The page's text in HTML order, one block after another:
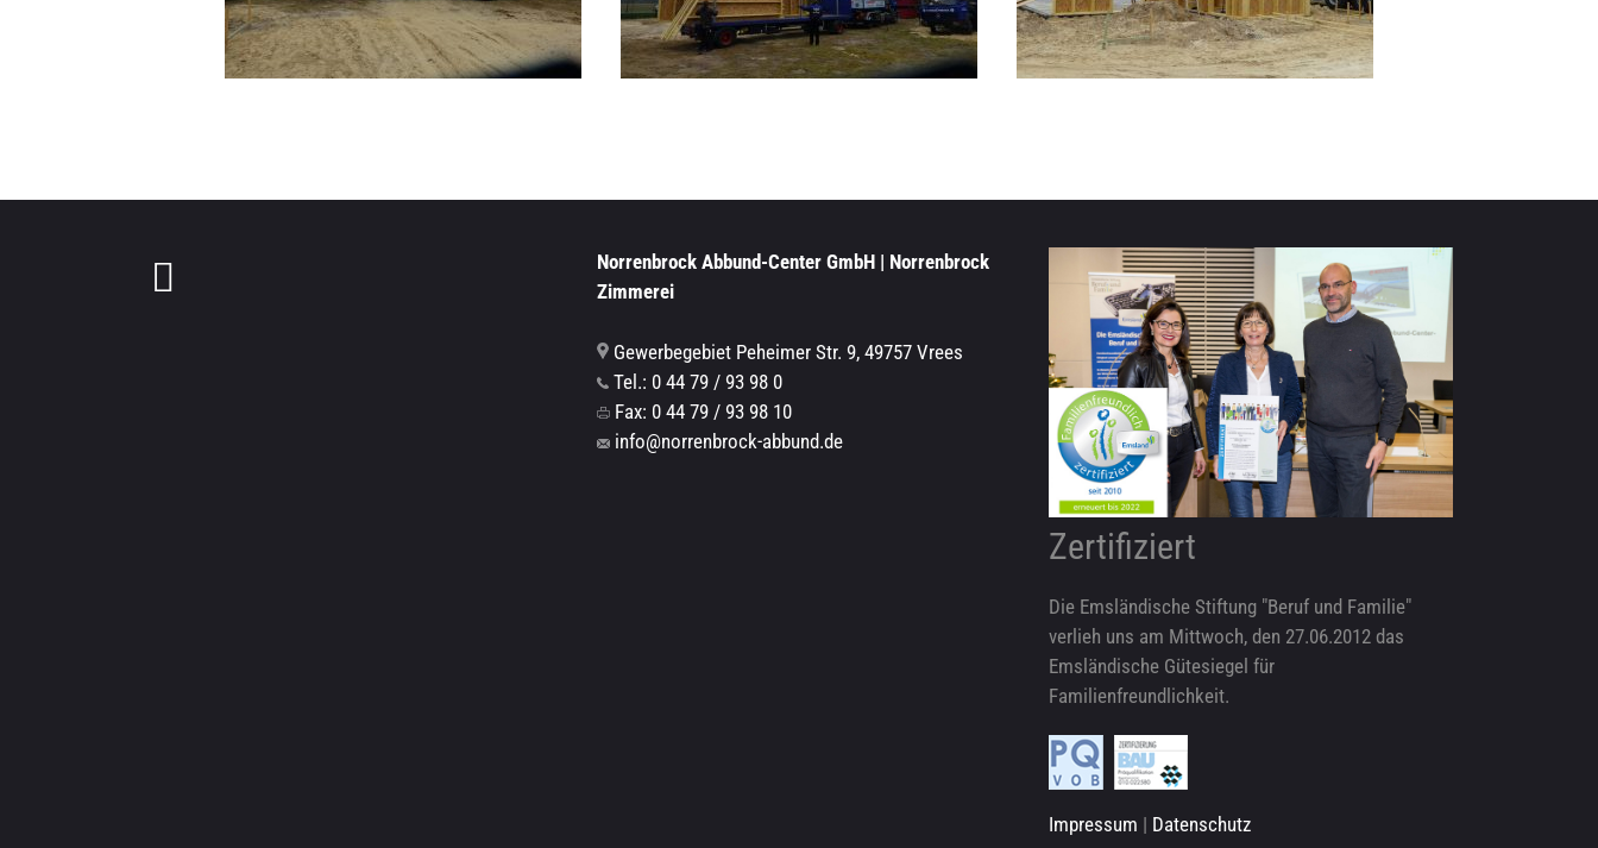
Norrenbrock Abbund-Center GmbH | Norrenbrock
Zimmerei
Gewerbegebiet Peheimer Str. 9, 49757 Vrees
Tel.: 0 44 79 / 93 98 0
Fax: 0 44 79 / 93 98 10
info@norrenbrock-abbund.de
Zertifiziert
Die Emsländische Stiftung "Beruf und Familie"
verlieh uns am Mittwoch, den 27.06.2012 das
Emsländische Gütesiegel für
Familienfreundlichkeit.
Impressum | Datenschutz